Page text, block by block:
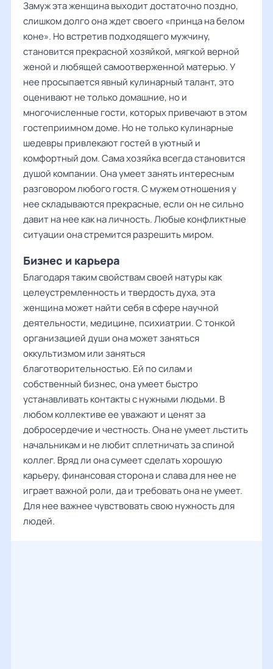
Замуж эта женщина выходит достаточно поздно,
слишком долго она ждет своего «принца на белом
коне». Но встретив подходящего мужчину,
становится прекрасной хозяйкой, мягкой верной
женой и любящей самоотверженной матерью. У
нее просыпается явный кулинарный талант, это
оценивают не только домашние, но и
многочисленные гости, которых привечают в этом
гостеприимном доме. Но не только кулинарные
шедевры привлекают гостей в уютный и
комфортный дом. Сама хозяйка всегда становится
душой компании. Она умеет занять интересным
разговором любого гостя. С мужем отношения у
нее складываются прекрасные, если он не сильно
давит на нее как на личность. Любые конфликтные
ситуации она стремится разрешить миром.
Бизнес и карьера
Благодаря таким свойствам своей натуры как
целеустремленность и твердость духа, эта
женщина может найти себя в сфере научной
деятельности, медицине, психиатрии. С тонкой
организацией души она может заняться
оккультизмом или заняться
благотворительностью. Ей по силам и
собственный бизнес, она умеет быстро
устанавливать контакты с нужными людьми. В
любом коллективе ее уважают и ценят за
добросердечие и честность. Она не умеет льстить
начальникам и не любит сплетничать за спиной
коллег. Вряд ли она сумеет сделать хорошую
карьеру, финансовая сторона и слава для нее не
играет важной роли, да и требовать она не умеет.
Для нее важнее чувствовать свою нужность для
людей.